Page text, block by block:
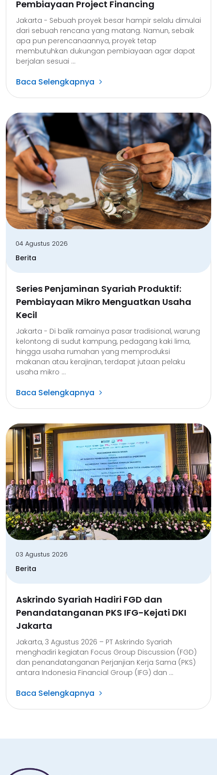
Pembiayaan Project Financing
Jakarta - Sebuah proyek besar hampir selalu dimulai
dari sebuah rencana yang matang. Namun, sebaik
apa pun perencanaannya, proyek tetap
membutuhkan dukungan pembiayaan agar dapat
berjalan sesuai ...
Baca Selengkapnya
04 Agustus 2026
Berita
Series Penjaminan Syariah Produktif:
Pembiayaan Mikro Menguatkan Usaha
Kecil
Jakarta - Di balik ramainya pasar tradisional, warung
kelontong di sudut kampung, pedagang kaki lima,
hingga usaha rumahan yang memproduksi
makanan atau kerajinan, terdapat jutaan pelaku
usaha mikro ...
Baca Selengkapnya
03 Agustus 2026
Berita
Askrindo Syariah Hadiri FGD dan
Penandatanganan PKS IFG-Kejati DKI
Jakarta
Jakarta, 3 Agustus 2026 – PT Askrindo Syariah
menghadiri kegiatan Focus Group Discussion (FGD)
dan penandatanganan Perjanjian Kerja Sama (PKS)
antara Indonesia Financial Group (IFG) dan ...
Baca Selengkapnya